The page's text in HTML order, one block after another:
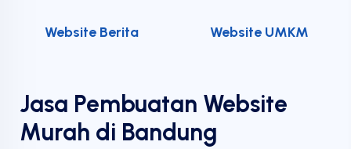
Website Berita Website UMKM
Jasa Pembuatan Website
Murah di Bandung